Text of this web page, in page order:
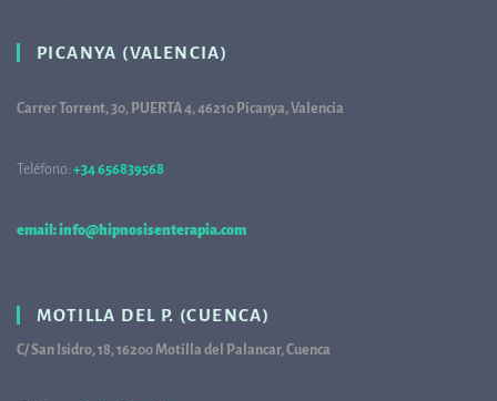
PICANYA (VALENCIA)
Carrer Torrent, 30, PUERTA 4, 46210 Picanya, Valencia
Teléfono: +34 656839568
email: info@hipnosisenterapia.com
MOTILLA DEL P. (CUENCA)
C/ San Isidro, 18, 16200 Motilla del Palancar, Cuenca